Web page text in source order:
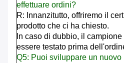
effettuare ordini?
R: Innanzitutto, offriremo il
prodotto che ci ha chiesto.
In caso di dubbio, il
essere testato prima
Q5: Puoi sviluppare un nuovo